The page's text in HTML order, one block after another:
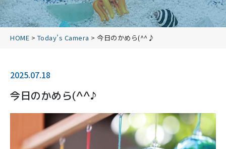
HOME > Today’s Camera > 今日のかめら(^^♪
2025.07.18
今日のかめら(^^♪